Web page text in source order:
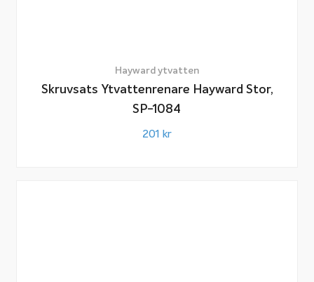
Hayward ytvatten
Skruvsats Ytvattenrenare Hayward Stor,
SP-1084
201 kr